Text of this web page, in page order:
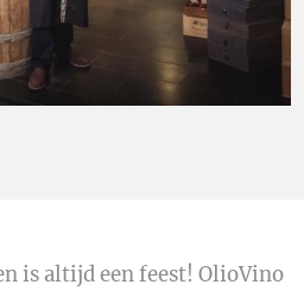
is altijd een feest! OlioVino